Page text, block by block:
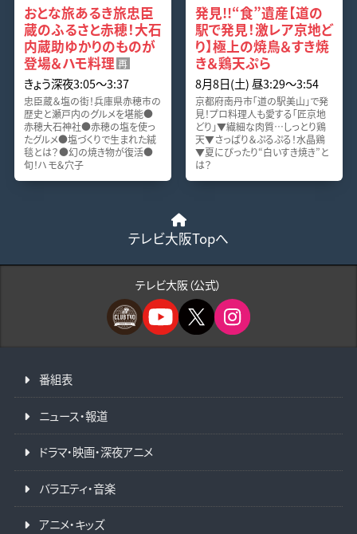
おとな旅あるき旅忠臣
蔵のふるさと赤穂！大石
内蔵助ゆかりのものが
登場＆ハモ料理 再
きょう深夜3:05〜3:37
忠臣蔵＆塩の街！兵庫県赤穂市の
歴史と瀬戸内のグルメを堪能●
赤穂大石神社●赤穂の塩を使っ
たグルメ●塩づくりで生まれた絨
毯とは？●幻の焼き物が復活●
旬！ハモ＆穴子
発見!!“食”遺産【道の
駅で発見！激レア京地ど
り】極上の焼鳥＆すき焼
き＆鶏天ぷら
8月8日(土) 昼3:29〜3:54
京都府南丹市「道の駅美山」で発
見！プロ料理人も愛する「匠京地
どり」▼繊細な肉質…しっとり鶏
天▼さっぱり＆ぷるぷる！水晶鶏
▼夏にぴったり“白いすき焼き”と
は？
テレビ大阪Topへ
テレビ大阪（公式）
番組表
ニュース・報道
ドラマ・映画・深夜アニメ
バラエティ・音楽
アニメ・キッズ